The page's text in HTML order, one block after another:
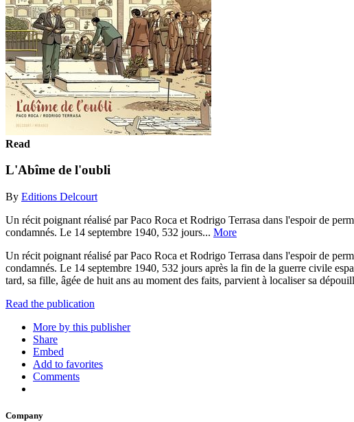
Read
L'Abîme de l'oubli
By Editions Delcourt
Un récit poignant réalisé par Paco Roca et Rodrigo Terrasa dans l'espoir de
condamnés. Le 14 septembre 1940, 532 jours... More
Un récit poignant réalisé par Paco Roca et Rodrigo Terrasa dans l'espoir de
condamnés. Le 14 septembre 1940, 532 jours après la fin de la guerre civile
tard, sa fille, âgée de huit ans au moment des faits, parvient à localiser sa
Read the publication
More by this publisher
Share
Embed
Add to favorites
Comments
Company